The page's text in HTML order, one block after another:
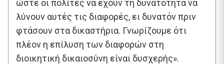
ώστε οι πολίτες να έχουν τη δυνατότητα να
λύνουν αυτές τις διαφορές, ει δυνατόν πριν
φτάσουν στα δικαστήρια. Γνωρίζουμε ότι
πλέον η επίλυση των διαφορών στη
διοικητική δικαιοσύνη είναι δυσχερής».